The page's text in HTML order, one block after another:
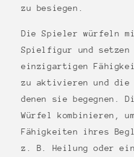
zu besiegen.
Die Spieler würfeln
Spielfigur und
einzigartigen
zu aktivieren und die
denen sie begegnen.
Würfel kombinieren,
Fähigkeiten ihres
z. B. Heilung oder